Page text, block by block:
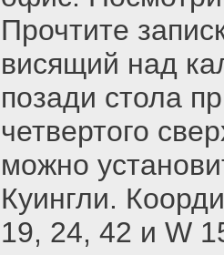
Прочтите
висящий над
позади стола
четвертого
можно
Куингли.
19, 24, 42 и W